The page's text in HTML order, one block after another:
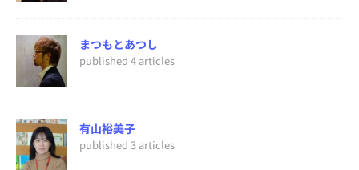
まつもとあつし
published 4 articles
有山裕美子
published 3 articles